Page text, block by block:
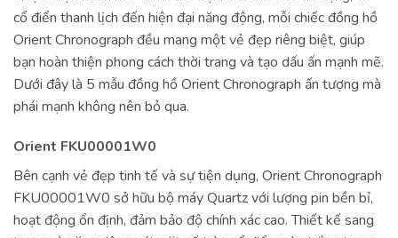
cổ điển thanh lịch đến hiện đại năng động, mỗi chiếc đồng hồ
Orient Chronograph đều mang một vẻ đẹp riêng biệt, giúp
bạn hoàn thiện phong cách thời trang và tạo dấu ấn mạnh mẽ.
Dưới đây là 5 mẫu đồng hồ Orient Chronograph ấn tượng mà
phái mạnh không nên bỏ qua.
Orient FKU00001W0
Bên cạnh vẻ đẹp tinh tế và sự tiện dụng, Orient Chronograph
FKU00001W0 sở hữu bộ máy Quartz với lượng pin bền bỉ,
hoạt động ổn định, đảm bảo độ chính xác cao. Thiết kế sang